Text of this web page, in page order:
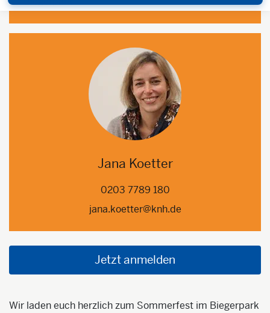
Jana Koetter
0203 7789 180
jana.koetter@knh.de
Jetzt anmelden
Wir laden euch herzlich zum Sommerfest im Biegerpark